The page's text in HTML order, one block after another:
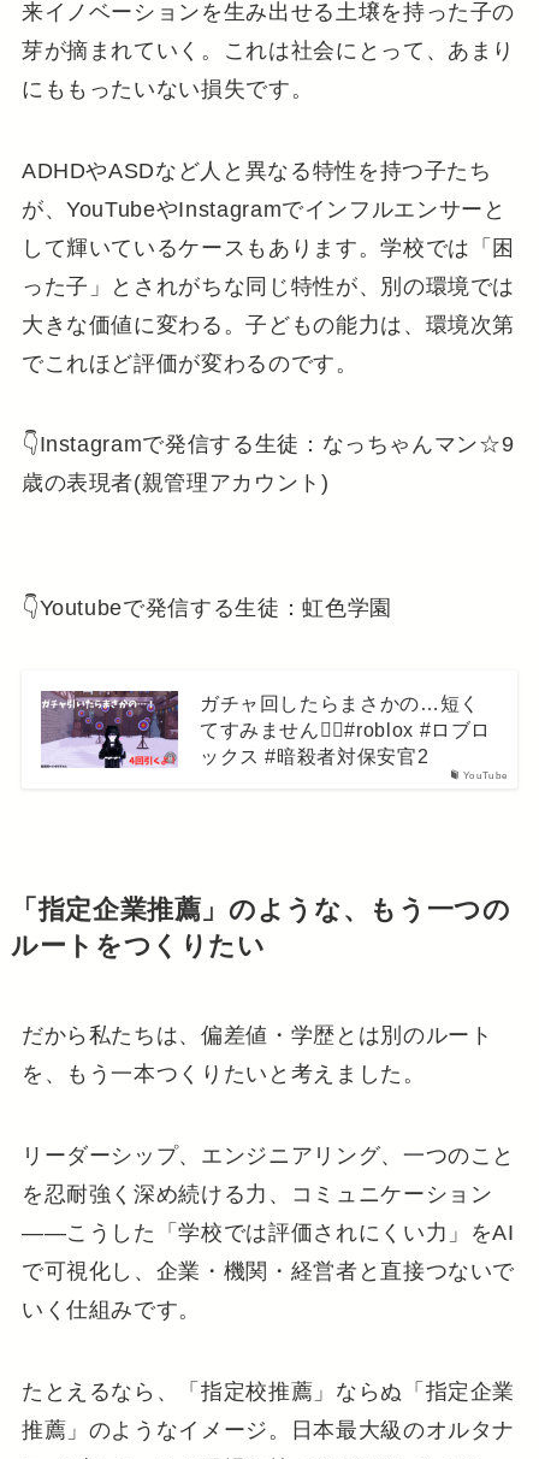
来イノベーションを生み出せる土壌を持った子の
芽が摘まれていく。これは社会にとって、あまり
にももったいない損失です。
ADHDやASDなど人と異なる特性を持つ子たち
が、YouTubeやInstagramでインフルエンサーと
して輝いているケースもあります。学校では「困
った子」とされがちな同じ特性が、別の環境では
大きな価値に変わる。子どもの能力は、環境次第
でこれほど評価が変わるのです。
👇Instagramで発信する生徒：なっちゃんマン☆9
歳の表現者(親管理アカウント)
👇Youtubeで発信する生徒：虹色学園
YouTube
ガチャ回したらまさかの…短く
てすみません🙇‍♀️#roblox #ロブロ
ックス #暗殺者対保安官2
「指定企業推薦」のような、もう一つの
ルートをつくりたい
だから私たちは、偏差値・学歴とは別のルート
を、もう一本つくりたいと考えました。
リーダーシップ、エンジニアリング、一つのこと
を忍耐強く深め続ける力、コミュニケーション
——こうした「学校では評価されにくい力」をAI
で可視化し、企業・機関・経営者と直接つないで
いく仕組みです。
たとえるなら、「指定校推薦」ならぬ「指定企業
推薦」のようなイメージ。日本最大級のオルタナ